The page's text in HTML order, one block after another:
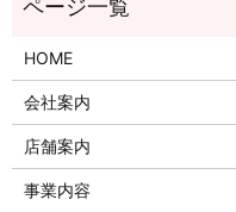
HOME
会社案内
店舗案内
事業内容